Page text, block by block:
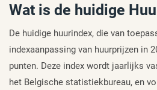
Wat is de huidige
De huidige huurindex, die van
indexaanpassing van huurprijzen in
punten. Deze index wordt jaarlijks
het Belgische statistiekbureau, en